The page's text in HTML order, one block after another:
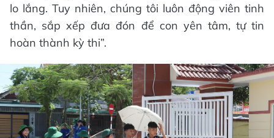
lo lắng. Tuy nhiên, chúng tôi luôn động viên tinh
thần, sắp xếp đưa đón để con yên tâm, tự tin
hoàn thành kỳ thi”.